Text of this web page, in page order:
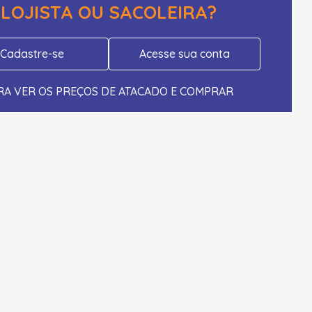
LOJISTA OU SACOLEIRA?
Cadastre-se Acesse sua conta
VER OS PREÇOS DE ATACADO E COMPRAR